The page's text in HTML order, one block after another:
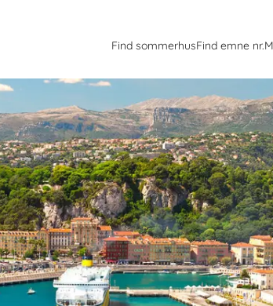
Find sommerhusFind emne nr.